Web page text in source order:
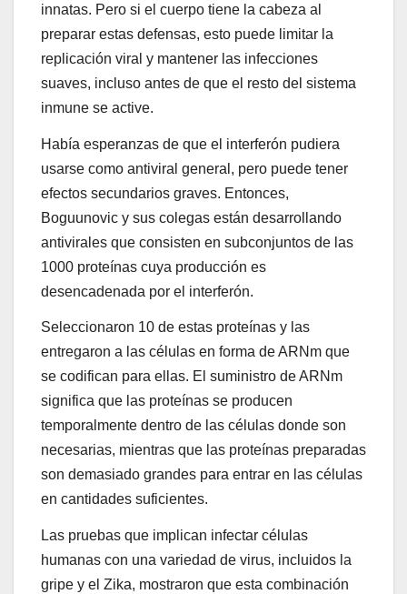
innatas. Pero si el cuerpo tiene la cabeza al
preparar estas defensas, esto puede limitar la
replicación viral y mantener las infecciones
suaves, incluso antes de que el resto del sistema
inmune se active.
Había esperanzas de que el interferón pudiera
usarse como antiviral general, pero puede tener
efectos secundarios graves. Entonces,
Boguunovic y sus colegas están desarrollando
antivirales que consisten en subconjuntos de las
1000 proteínas cuya producción es
desencadenada por el interferón.
Seleccionaron 10 de estas proteínas y las
entregaron a las células en forma de ARNm que
se codifican para ellas. El suministro de ARNm
significa que las proteínas se producen
temporalmente dentro de las células donde son
necesarias, mientras que las proteínas preparadas
son demasiado grandes para entrar en las células
en cantidades suficientes.
Las pruebas que implican infectar células
humanas con una variedad de virus, incluidos la
gripe y el Zika, mostraron que esta combinación